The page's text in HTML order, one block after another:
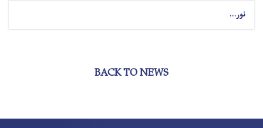
نور...
BACK TO NEWS